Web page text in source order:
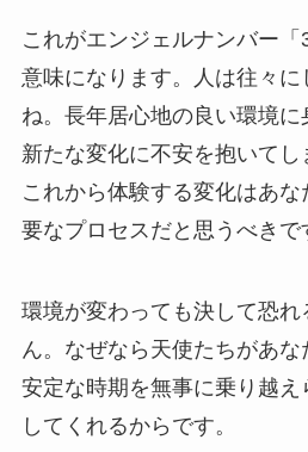
これがエンジェルナンバー
意味になります。人は往々
ね。長年居心地の良い環境に
新たな変化に不安を抱いてし
これから体験する変化はあ
要なプロセスだと思うべきで
環境が変わっても決して恐
ん。なぜなら天使たちがあ
安定な時期を無事に乗り越え
してくれるからです。